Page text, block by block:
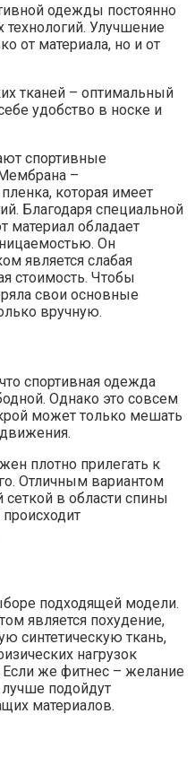
одежды постоянно
технологий. Улучшение
от материала, но и от
тканей – оптимальный
удобство в носке и
спортивные
–
которая имеет
Благодаря специальной
материал обладает
Он
является слабая
стоимость. Чтобы
свои основные
вручную.
спортивная одежда
Однако это совсем
может только мешать
плотно прилегать к
Отличным вариантом
в области спины
подходящей модели.
является похудение,
синтетическую ткань,
нагрузок
же фитнес – желание
подойдут
материалов.